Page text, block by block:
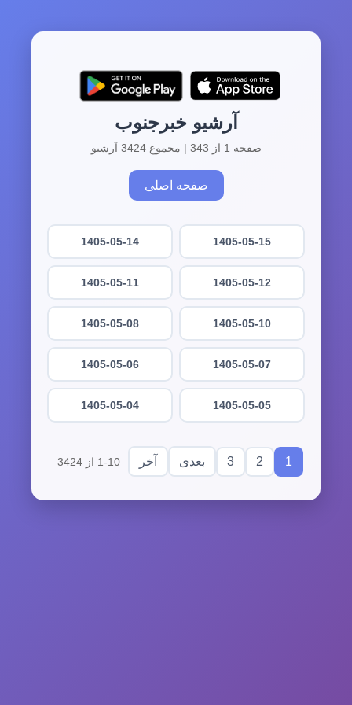
آرشیو خبرجنوب
صفحه 1 از 343 | مجموع 3424 آرشیو
صفحه اصلی
1405-05-15
1405-05-14
1405-05-12
1405-05-11
1405-05-10
1405-05-08
1405-05-07
1405-05-06
1405-05-05
1405-05-04
1
2
3 بعدی آخر 1-10 از 3424